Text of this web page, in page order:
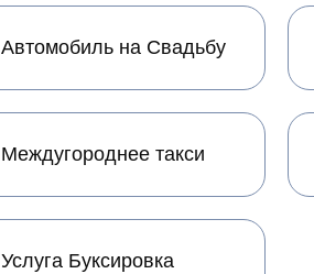
Автомобиль на Свадьбу
Междугороднее такси
Услуга Буксировка